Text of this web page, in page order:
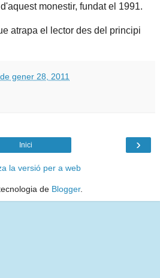
monestir, fundat el 1991.
atrapa el lector des del principi
gener 28, 2011
›
Inici
la versió per a web
de Blogger.